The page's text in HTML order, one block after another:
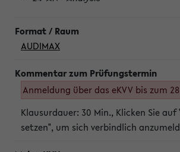
AUDIMAX
Anmeldung über das eKVV bis zum
Klausurdauer: 30 Min., Klicken Sie
setzen", um sich verbindlich